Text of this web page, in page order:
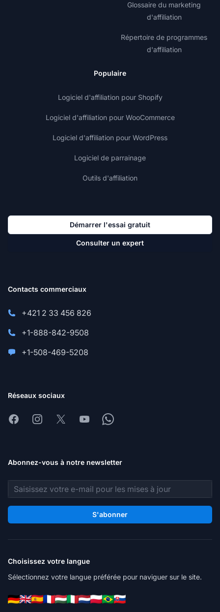
Glossaire du marketing
d'affiliation
Répertoire de programmes
d'affiliation
Populaire
Logiciel d'affiliation pour Shopify
Logiciel d'affiliation pour WooCommerce
Logiciel d'affiliation pour WordPress
Logiciel de parrainage
Outils d'affiliation
Démarrer l'essai gratuit
Consulter un expert
Contacts commerciaux
+421 2 33 456 826
+1-888-842-9508
+1-508-469-5208
Réseaux sociaux
FacebookInstagram
X YoutubeWhatsapp
Abonnez-vous à notre newsletter
Adresse e-mail
S'abonner
Choisissez votre langue
Sélectionnez votre langue préférée pour naviguer sur le site.